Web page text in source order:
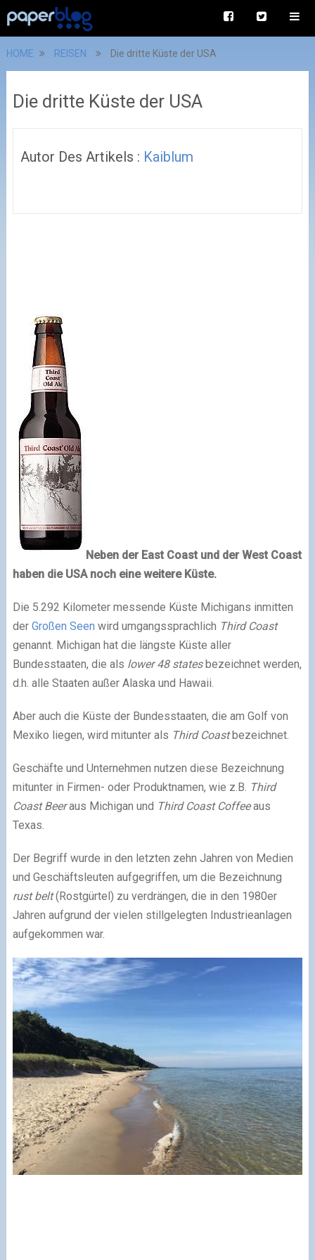
HOME REISEN Die dritte Küste der USA
Die dritte Küste der USA
Autor Des Artikels : Kaiblum
Neben der East Coast und der West Coast
haben die USA noch eine weitere Küste.
Die 5.292 Kilometer messende Küste Michigans inmitten
der Großen Seen wird umgangssprachlich Third Coast
genannt. Michigan hat die längste Küste aller
Bundesstaaten, die als lower 48 statesbezeichnet werden,
d.h. alle Staaten außer Alaska und Hawaii.
Aber auch die Küste der Bundesstaaten, die am Golf von
Mexiko liegen, wird mitunter als Third Coastbezeichnet.
Geschäfte und Unternehmen nutzen diese Bezeichnung
mitunter in Firmen- oder Produktnamen, wie z.B. Third
Coast Beeraus Michigan und Third Coast Coffeeaus
Texas.
Der Begriff wurde in den letzten zehn Jahren von Medien
und Geschäftsleuten aufgegriffen, um die Bezeichnung
rust belt(Rostgürtel) zu verdrängen, die in den 1980er
Jahren aufgrund der vielen stillgelegten Industrieanlagen
aufgekommen war.